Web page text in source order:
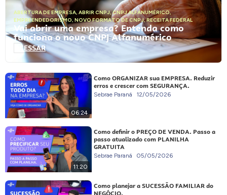
ABERTURA DE EMPRESA, ABRIR CNPJ,CNPJ ALFANUMÉRICO,
EMPREENDEDORISMO, NOVO FORMATO DE CNPJ,RECEITA FEDERAL
Vai abrir uma empresa? Entenda como
funciona o novo CNPJ Alfanumérico
ACESSAR
06:24
Como ORGANIZAR sua EMPRESA. Reduzir
erros e crescer com SEGURANÇA.
Sebrae Paraná 12/05/2026
11:20
Como definir o PREÇO DE VENDA. Passo a
passo atualizado com PLANILHA
GRATUITA
Sebrae Paraná 05/05/2026
Como planejar a SUCESSÃO FAMILIAR do
NEGÓCIO.